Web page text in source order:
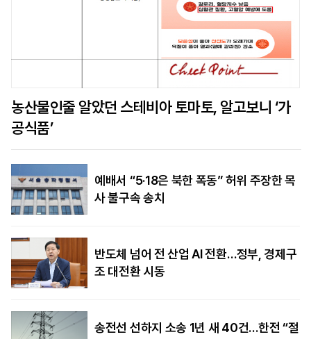
농산물인줄 알았던 스테비아 토마토, 알고보니 ‘가
공식품’
예배서 “5·18은 북한 폭동” 허위 주장한 목
사 불구속 송치
반도체 넘어 전 산업 AI 전환…정부, 경제구
조 대전환 시동
송전선 선하지 소송 1년 새 40건…한전 “절